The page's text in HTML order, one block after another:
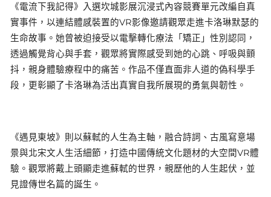
《電流下我記得》入選坎城影展沉浸式內容競賽單元改編自真
實事件，以連結體感裝置的VR影像邀請觀眾走進卡洛琳默瑟的
生命故事。她曾被迫接受以電擊轉化療法「矯正」性別認同，
透過觸覺背心與手套，觀眾將實際感受到她的心跳、呼吸與顫
抖，親身體驗療程中的痛苦。作品不僅直面非人道的偽科學手
段，更彰顯了卡洛琳為活出真實自我所展現的勇氣與韌性。
《遇見東坡》則以蘇軾的人生為主軸，融合詩詞、古風寫意場
景與北宋文人生活細節，打造中國傳統文化題材的大空間VR體
驗。觀眾將戴上頭顯走進蘇軾的世界，親歷他的人生起伏，並
見證傳世名篇的誕生。